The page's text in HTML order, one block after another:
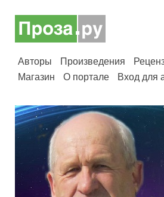
Авторы Произведения
Магазин
О портале Вход для